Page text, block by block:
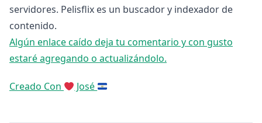
servidores. Pelisflix es un buscador y indexador de
contenido.
Algún enlace caído deja tu comentario y con gusto
estaré agregando o actualizándolo.
Creado Con José